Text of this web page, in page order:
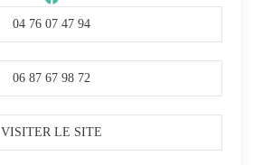
04 76 07 47 94
06 87 67 98 72
VISITER LE SITE